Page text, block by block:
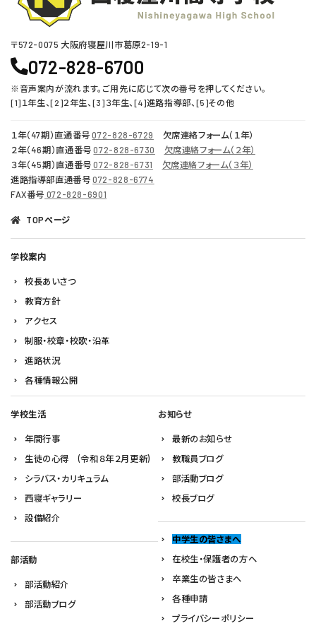
〒572-0075 ⼤阪府寝屋川市葛原2-19-1
072-828-6700
※音声案内が流れます。ご用先に応じて次の番号を押してください。
[1]１年生、[2]２年生、[3]３年生、[4]進路指導部、[5]その他
１年（47期）直通番号072-828-6729
欠席連絡フォーム（１年）
２年（46期）直通番号072-828-6730
欠席連絡フォーム（２年）
３年（45期）直通番号 072-828-6731
欠席連絡フォーム（３年）
進路指導部直通番号072-828-6774
FAX番号 072-828-6901
TOPページ
学校案内
校長あいさつ
教育方針
アクセス
制服・校章・校歌・沿革
進路状況
各種情報公開
学校生活
年間行事
生徒の心得 (令和８年２月更新)
シラバス・カリキュラム
西寝ギャラリー
設備紹介
部活動
部活動紹介
部活動ブログ
お知らせ
最新のお知らせ
教職員ブログ
部活動ブログ
校長ブログ
中学生の皆さまへ
在校生・保護者の方へ
卒業生の皆さまへ
各種申請
プライバシーポリシー